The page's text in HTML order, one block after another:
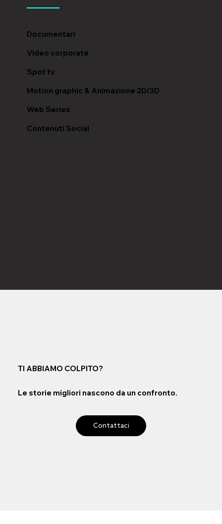
Documentari
Video corporate
Spot tv
Motion graphic & Animazione 2D/3D
Web Series
Contenuti Social
TI ABBIAMO COLPITO?
Le storie migliori nascono da un confronto.
Contattaci